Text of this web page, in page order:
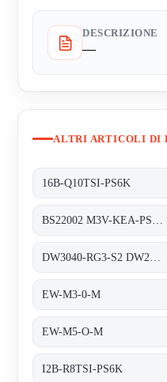
DESCRIZIONE
—
ALTRI ARTICOLI DI
16B-Q10TSI-PS6K
EW-M3-0-M
EW-M5-O-M
I2B-R8TSI-PS6K